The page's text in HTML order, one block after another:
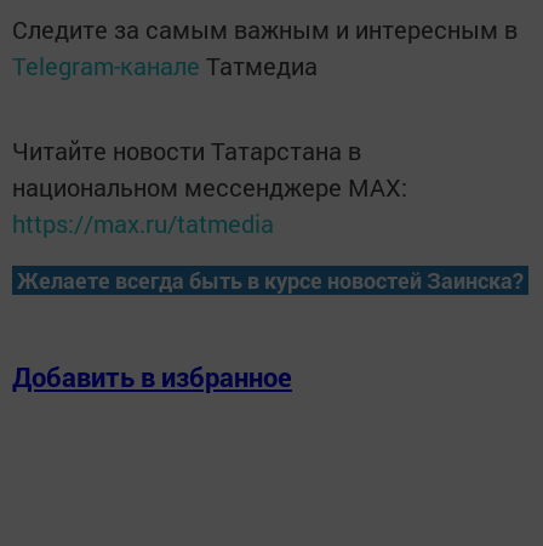
Следите за самым важным и интересным в
Telegram-канале Татмедиа
Читайте новости Татарстана в
национальном мессенджере MАХ:
https://max.ru/tatmedia
Желаете всегда быть в курсе новостей Заинска?
Добавить в избранное